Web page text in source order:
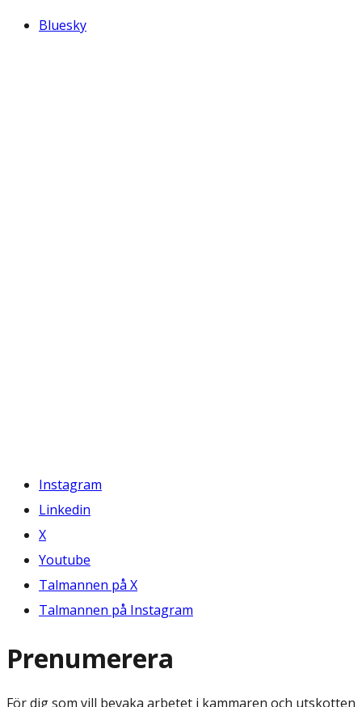
Bluesky
Instagram
Linkedin
X
Youtube
Talmannen på X
Talmannen på Instagram
Prenumerera
För dig som vill bevaka arbetet i kammaren och utskotten